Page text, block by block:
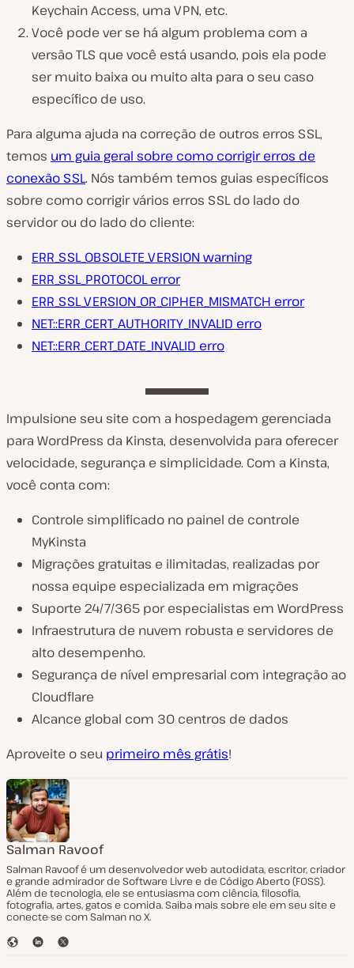
Keychain Access, uma VPN, etc.
Você pode ver se há algum problema com a
versão TLS que você está usando, pois ela pode
ser muito baixa ou muito alta para o seu caso
específico de uso.
Para alguma ajuda na correção de outros erros SSL,
temos um guia geral sobre como corrigir erros de
conexão SSL. Nós também temos guias específicos
sobre como corrigir vários erros SSL do lado do
servidor ou do lado do cliente:
ERR_SSL_OBSOLETE_VERSION warning
ERR_SSL_PROTOCOL error
ERR_SSL_VERSION_OR_CIPHER_MISMATCH error
NET::ERR_CERT_AUTHORITY_INVALID erro
NET::ERR_CERT_DATE_INVALID erro
Impulsione seu site com a hospedagem gerenciada
para WordPress da Kinsta, desenvolvida para oferecer
velocidade, segurança e simplicidade. Com a Kinsta,
você conta com:
Controle simplificado no painel de controle
MyKinsta
Migrações gratuitas e ilimitadas, realizadas por
nossa equipe especializada em migrações
Suporte 24/7/365 por especialistas em WordPress
Infraestrutura de nuvem robusta e servidores de
alto desempenho.
Segurança de nível empresarial com integração ao
Cloudflare
Alcance global com 30 centros de dados
Aproveite o seu primeiro mês grátis!
Salman Ravoof
Salman Ravoof é um desenvolvedor web autodidata, escritor, criador
e grande admirador de Software Livre e de Código Aberto (FOSS).
Além de tecnologia, ele se entusiasma com ciência, filosofia,
fotografia, artes, gatos e comida. Saiba mais sobre ele em seu site e
conecte-se com Salman no X.
S
L
T